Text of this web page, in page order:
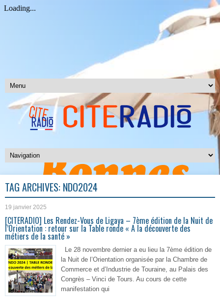
TAG ARCHIVES: NDO2024
19 janvier 2025
[CITERADIO] Les Rendez-Vous de Ligaya – 7ème édition de la Nuit de
l’Orientation : retour sur la Table ronde « A la découverte des
métiers de la santé »
Le 28 novembre dernier a eu lieu la 7ème édition de
la Nuit de l’Orientation organisée par la Chambre de
Commerce et d’Industrie de Touraine, au Palais des
Congrès – Vinci de Tours. Au cours de cette
manifestation qui